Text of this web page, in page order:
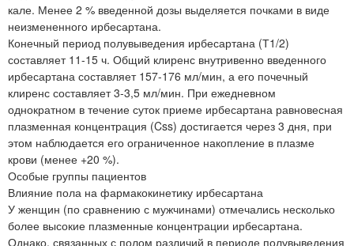
кале. Менее 2 % введенной дозы выделяется почками в виде
неизмененного ирбесартана.
Конечный период полувыведения ирбесартана (Т1/2)
составляет 11-15 ч. Общий клиренс внутривенно введенного
ирбесартана составляет 157-176 мл/мин, а его почечный
клиренс составляет 3-3,5 мл/мин. При ежедневном
однократном в течение суток приеме ирбесартана равновесная
плазменная концентрация (Css) достигается через 3 дня, при
этом наблюдается его ограниченное накопление в плазме
крови (менее +20 %).
Особые группы пациентов
Влияние пола на фармакокинетику ирбесартана
У женщин (по сравнению с мужчинами) отмечались несколько
более высокие плазменные концентрации ирбесартана.
Однако, связанных с полом различий в периоде полувыведения